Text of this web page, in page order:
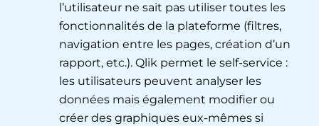
l’utilisateur ne sait pas utiliser toutes les
fonctionnalités de la plateforme (filtres,
navigation entre les pages, création d’un
rapport, etc.). Qlik permet le self-service :
les utilisateurs peuvent analyser les
données mais également modifier ou
créer des graphiques eux-mêmes si